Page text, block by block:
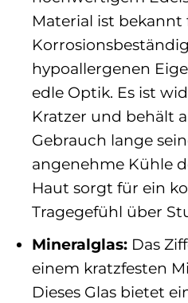
Material ist bekannt
hypoallergenen
edle Optik. Es ist
Kratzer und behält
Gebrauch lange
angenehme Kühle
Haut sorgt für ein
Tragegefühl über
Mineralglas:Das
einem kratzfesten
Dieses Glas bietet